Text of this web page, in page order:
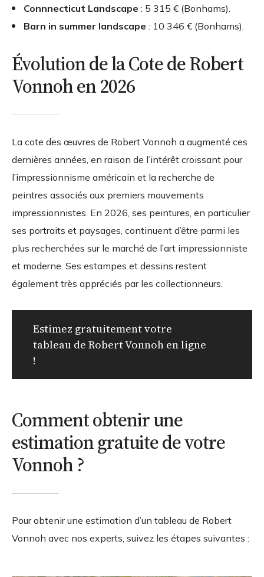
Connnecticut Landscape : 5 315 € (Bonhams).
Barn in summer landscape : 10 346 € (Bonhams).
Évolution de la Cote de Robert
Vonnoh en 2026
La cote des œuvres de Robert Vonnoh a augmenté ces
dernières années, en raison de l’intérêt croissant pour
l’impressionnisme américain et la recherche de
peintres associés aux premiers mouvements
impressionnistes. En 2026, ses peintures, en particulier
ses portraits et paysages, continuent d’être parmi les
plus recherchées sur le marché de l’art impressionniste
et moderne. Ses estampes et dessins restent
également très appréciés par les collectionneurs.
Estimez gratuitement votre
tableau de Robert Vonnoh en ligne
!
Comment obtenir une
estimation gratuite de votre
Vonnoh ?
Pour obtenir une estimation d’un tableau de Robert
Vonnoh avec nos experts, suivez les étapes suivantes :